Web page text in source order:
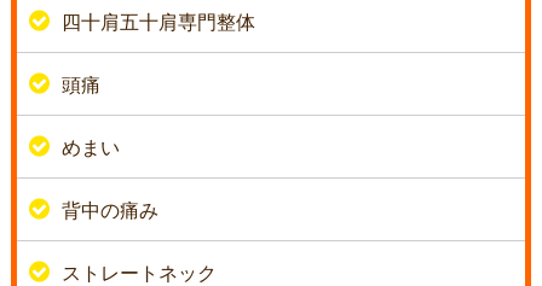
四十肩五十肩専門整体
頭痛
めまい
背中の痛み
ストレートネック